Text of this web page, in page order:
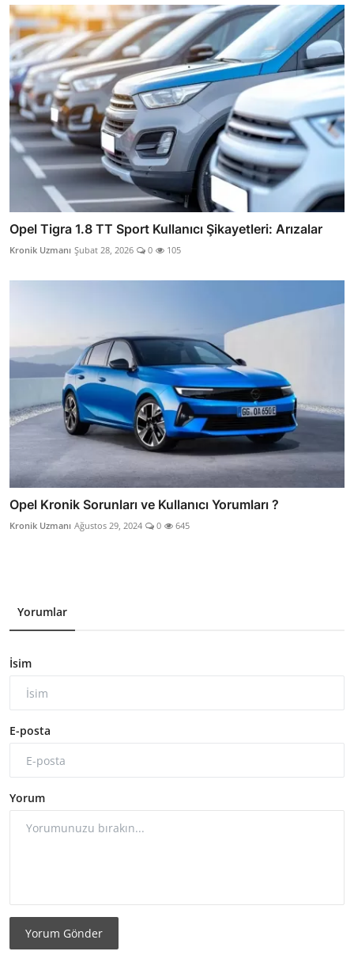
Opel Tigra 1.8 TT Sport Kullanıcı Şikayetleri: Arızalar
Kronik Uzmanı Şubat 28, 2026 0 105
Opel Kronik Sorunları ve Kullanıcı Yorumları ?
Kronik Uzmanı Ağustos 29, 2024 0 645
Yorumlar
İsim
E-posta
Yorum
Yorum Gönder